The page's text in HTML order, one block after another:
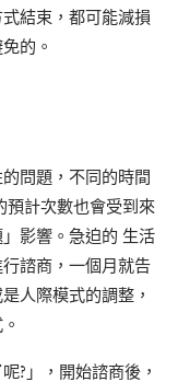
結束，都可能減損
的。
問題，不同的時間
預計次數也會受到來
影響。急迫的 生活
諮商，一個月就告
人際模式的調整，
?」，開始諮商後，